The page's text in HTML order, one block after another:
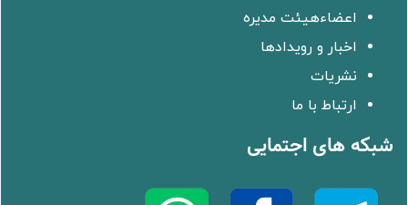
اعضاءهیئت مدیره
اخبار و رویدادها
نشریات
ارتباط با ما
شبکه های اجتمایی